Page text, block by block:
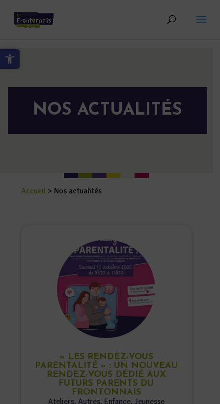
Ouvrir la barre d’outils
NOS ACTUALITÉS
Accueil > Nos actualités
« LES RENDEZ-VOUS
PARENTALITÉ » : UN NOUVEAU
RENDEZ-VOUS DÉDIÉ AUX
FUTURS PARENTS DU
FRONTONNAIS
Ateliers, Autres, Enfance, Jeunesse